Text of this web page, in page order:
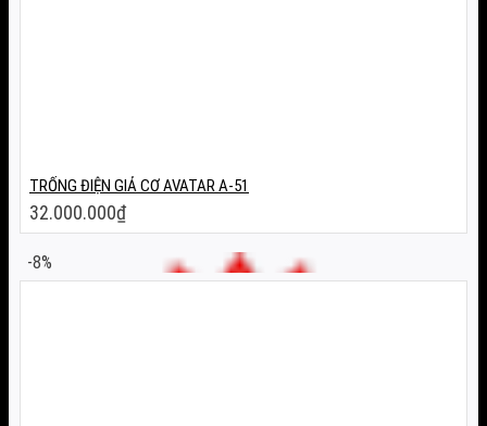
TRỐNG ĐIỆN GIẢ CƠ AVATAR A-51
32.000.000₫
-8%